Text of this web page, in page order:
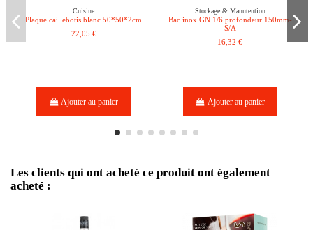
Cuisine
Plaque caillebotis blanc 50*50*2cm
22,05 €
Ajouter au panier
Stockage & Manutention
Bac inox GN 1/6 profondeur 150mm-
S/A
16,32 €
Ajouter au panier
Les clients qui ont acheté ce produit ont également
acheté :